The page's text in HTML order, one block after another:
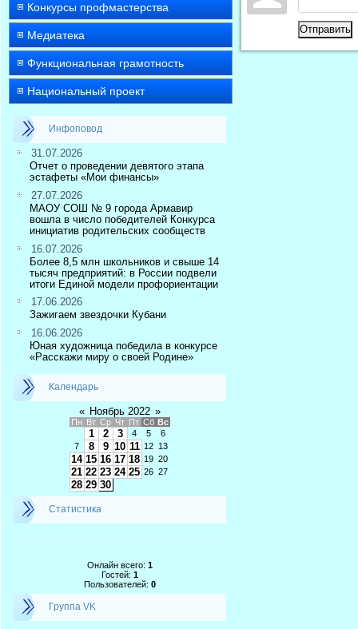
Конкурсы профмастерства
Медиатека
Функциональная грамотность
Национальный проект
Инфоповод
31.07.2026
Отчет о проведении девятого этапа
эстафеты «Мои финансы»
27.07.2026
МАОУ СОШ № 9 города Армавир
вошла в число победителей Конкурса
инициатив родительских сообществ
16.07.2026
Более 8,5 млн школьников и свыше 14
тысяч предприятий: в России подвели
итоги Единой модели профориентации
17.06.2026
Зажигаем звездочки Кубани
16.06.2026
Юная художница победила в конкурсе
«Расскажи миру о своей Родине»
Календарь
« Ноябрь 2022 »
Пн Вт Ср Чт Пт Сб Вс
1 2 3 4 5
6
7
8 9 10 11 12 13
14 15 16 17 18 19 20
21 22 23 24 25 26 27
28 29 30
Статистика
Онлайн всего: 1
Гостей: 1
Пользователей: 0
Группа VK
Отправить